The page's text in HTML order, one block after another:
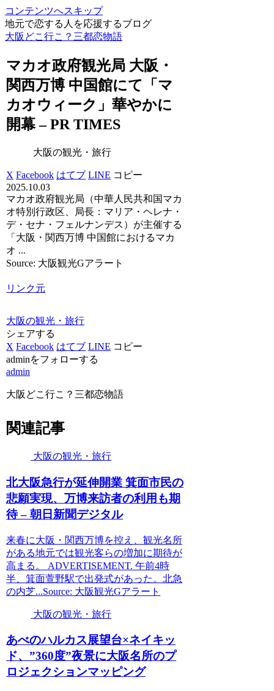
コンテンツへスキップ
地元で恋する人を応援するブログ
大阪どこ行こ？三都恋物語
マカオ政府観光局 大阪 ・
関西万博 中国館にて「マ
カオウィーク」華やかに
開幕 – PR TIMES
大阪の観光・旅行
X Facebook はてブ LINE コピー
2025.10.03
マカオ政府観光局（中華人民共和国マカ
オ特別行政区、局長：マリア・ヘレナ・
デ・セナ・フェルナンデス）が主催する
「大阪・関西万博 中国館におけるマカ
オ ...
Source: 大阪観光Gアラート
リンク元
大阪の観光・旅行
シェアする
X Facebook はてブ LINE コピー
adminをフォローする
admin
大阪どこ行こ？三都恋物語
関連記事
大阪の観光・旅行
北大阪急行が延伸開業 箕面市民の
悲願実現、万博来訪者の利用も期
待 – 朝日新聞デジタル
来春に大阪・関西万博を控え、観光名所
がある地元では観光客らの増加に期待が
高まる。 ADVERTISEMENT. 午前4時
半、箕面萱野駅で出発式があった。北急
の内芝...Source: 大阪観光Gアラート
大阪の観光・旅行
あべのハルカス展望台×ネイキッ
ド、”360度”夜景に大阪名所のプ
ロジェクションマッピング